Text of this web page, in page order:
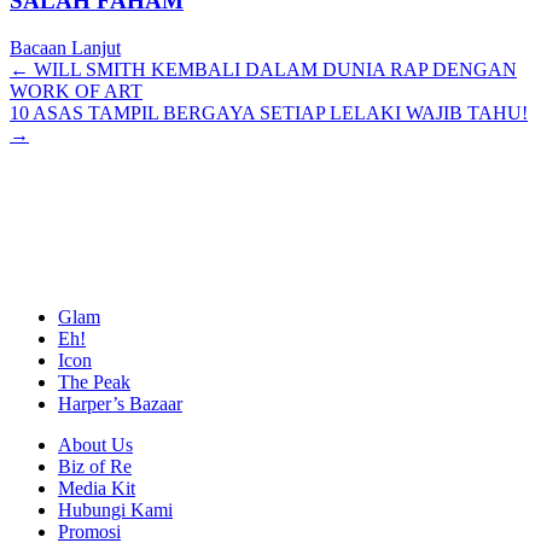
Bacaan Lanjut
Posts
navigation
← WILL SMITH KEMBALI DALAM DUNIA RAP DENGAN
WORK OF ART
10 ASAS TAMPIL BERGAYA SETIAP LELAKI WAJIB TAHU!
→
Glam
Eh!
Icon
The Peak
Harper’s Bazaar
About Us
Biz of Re
Media Kit
Hubungi Kami
Promosi